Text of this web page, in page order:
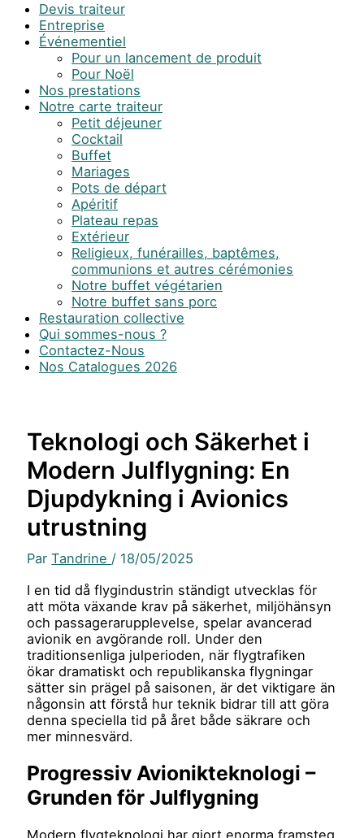
Devis traiteur
Entreprise
Événementiel
Pour un lancement de produit
Pour Noël
Nos prestations
Notre carte traiteur
Petit déjeuner
Cocktail
Buffet
Mariages
Pots de départ
Apéritif
Plateau repas
Extérieur
Religieux, funérailles, baptêmes,
communions et autres cérémonies
Notre buffet végétarien
Notre buffet sans porc
Restauration collective
Qui sommes-nous ?
Contactez-Nous
Nos Catalogues 2026
Teknologi och Säkerhet i
Modern Julflygning: En
Djupdykning i Avionics
utrustning
ParTandrine / 18/05/2025
I en tid då flygindustrin ständigt utvecklas för
att möta växande krav på säkerhet, miljöhänsyn
och passagerarupplevelse, spelar avancerad
avionik en avgörande roll. Under den
traditionsenliga julperioden, när flygtrafiken
ökar dramatiskt och republikanska flygningar
sätter sin prägel på saisonen, är det viktigare än
någonsin att förstå hur teknik bidrar till att göra
denna speciella tid på året både säkrare och
mer minnesvärd.
Progressiv Avionikteknologi –
Grunden för Julflygning
Modern flygteknologi har gjort enorma framsteg